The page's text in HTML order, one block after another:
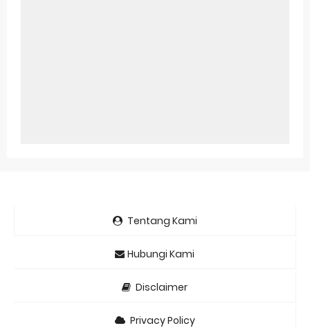
Tentang Kami
Hubungi Kami
Disclaimer
Privacy Policy